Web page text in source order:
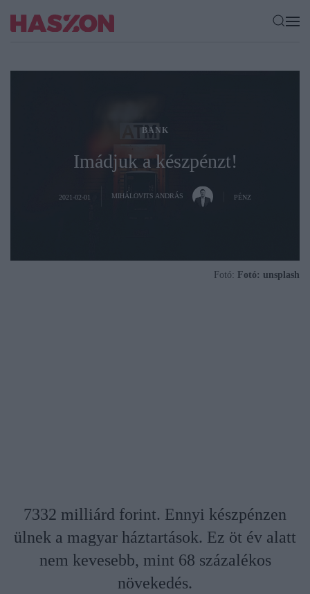
BANK
Imádjuk a készpénzt!
2021-02-01 MIHÁLOVITS ANDRÁS PÉNZ
Fotó: Fotó: unsplash
7332 milliárd forint. Ennyi készpénzen
ülnek a magyar háztartások. Ez öt év alatt
nem kevesebb, mint 68 százalékos
növekedés.